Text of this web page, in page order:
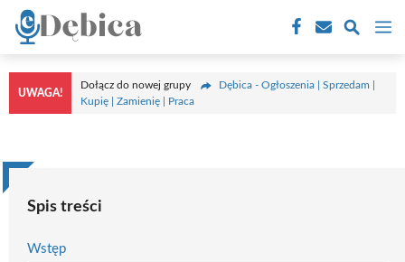
Przejdź
treści
UWAGA!
Dołącz do nowej grupy
Dębica - Ogłoszenia | Sprzedam |
Kupię | Zamienię | Praca
Spis treści
Wstęp